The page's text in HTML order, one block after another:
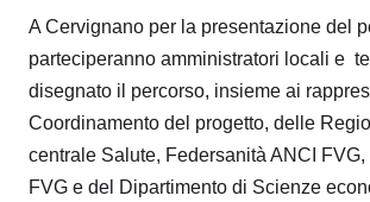
A Cervignano per la presentazione del
parteciperanno amministratori locali e
disegnato il percorso, insieme ai
Coordinamento del progetto, delle
centrale Salute, Federsanità ANCI
FVG e del Dipartimento di Scienze